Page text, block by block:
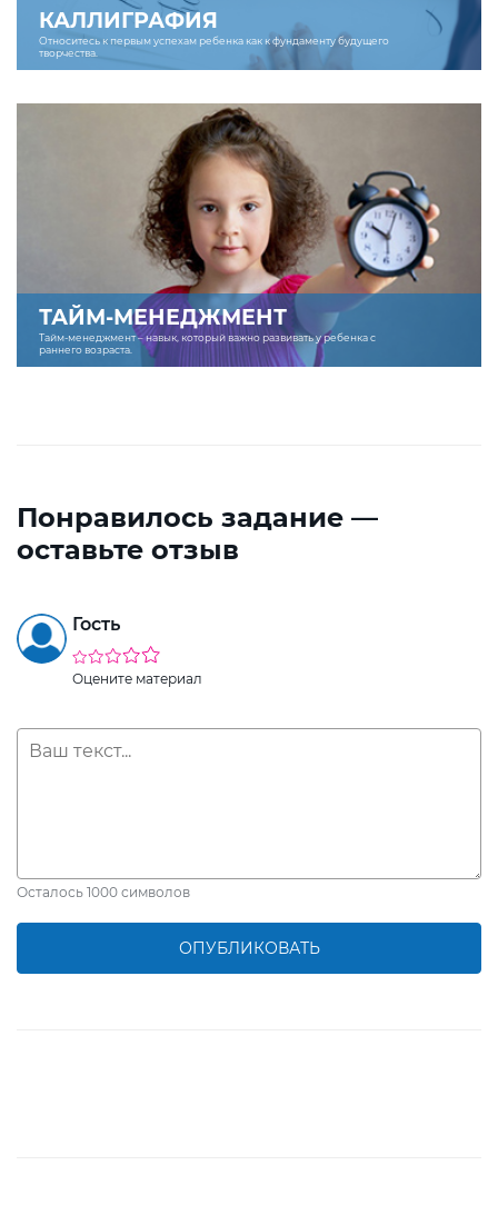
КАЛЛИГРАФИЯ
Относитесь к первым успехам ребенка как к фундаменту будущего
творчества.
ТАЙМ-МЕНЕДЖМЕНТ
Тайм-менеджмент – навык, который важно развивать у ребенка с
раннего возраста.
Понравилось задание —
оставьте отзыв
Гость
Оцените материал
Осталось 1000 символов
ОПУБЛИКОВАТЬ